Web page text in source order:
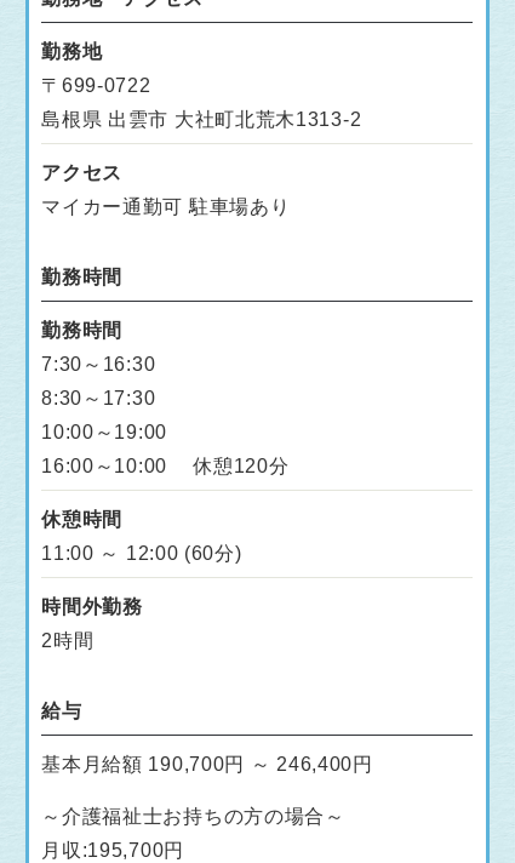
勤務地
〒699-0722
島根県 出雲市 大社町北荒木1313-2
アクセス
マイカー通勤可 駐車場あり
勤務時間
勤務時間
7:30～16:30
8:30～17:30
10:00～19:00
16:00～10:00 休憩120分
休憩時間
11:00 ～ 12:00 (60分)
時間外勤務
2時間
給与
基本月給額 190,700円 ～ 246,400円
～介護福祉士お持ちの方の場合～
月収:195,700円